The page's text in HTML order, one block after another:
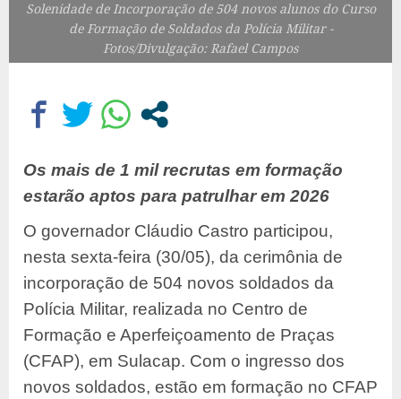
Solenidade de Incorporação de 504 novos alunos do Curso
de Formação de Soldados da Polícia Militar -
Fotos/Divulgação: Rafael Campos
Os mais de 1 mil recrutas em formação
estarão aptos para patrulhar em 2026
O governador Cláudio Castro participou,
nesta sexta-feira (30/05), da cerimônia de
incorporação de 504 novos soldados da
Polícia Militar, realizada no Centro de
Formação e Aperfeiçoamento de Praças
(CFAP), em Sulacap. Com o ingresso dos
novos soldados, estão em formação no CFAP